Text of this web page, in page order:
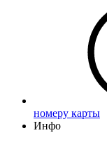
номеру карты
Инфо